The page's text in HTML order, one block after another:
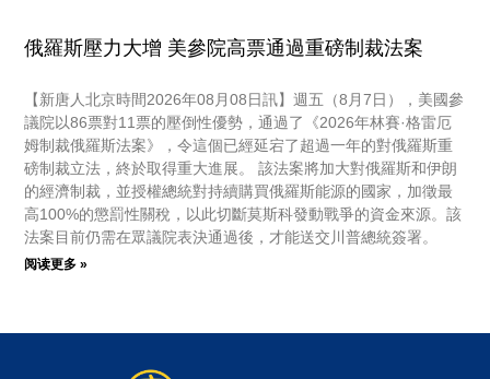
俄羅斯壓力大增 美參院高票通過重磅制裁法案
【新唐人北京時間2026年08月08日訊】週五（8月7日），美國參
議院以86票對11票的壓倒性優勢，通過了《2026年林賽·格雷厄
姆制裁俄羅斯法案》，令這個已經延宕了超過一年的對俄羅斯重
磅制裁立法，終於取得重大進展。 該法案將加大對俄羅斯和伊朗
的經濟制裁，並授權總統對持續購買俄羅斯能源的國家，加徵最
高100%的懲罰性關稅，以此切斷莫斯科發動戰爭的資金來源。該
法案目前仍需在眾議院表決通過後，才能送交川普總統簽署。
阅读更多 »